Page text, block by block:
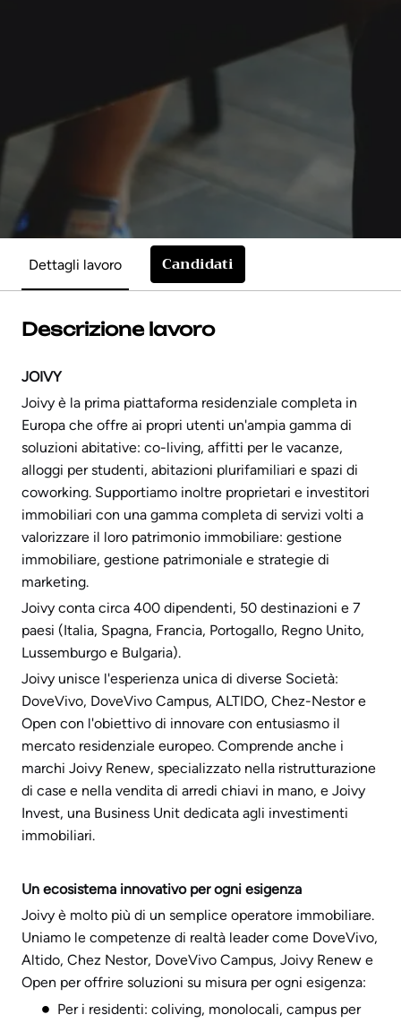
Dettagli lavoro Candidati
Descrizione lavoro
JOIVY
Joivy è la prima piattaforma residenziale completa in
Europa che offre ai propri utenti un'ampia gamma di
soluzioni abitative: co-living, affitti per le vacanze,
alloggi per studenti, abitazioni plurifamiliari e spazi di
coworking. Supportiamo inoltre proprietari e investitori
immobiliari con una gamma completa di servizi volti a
valorizzare il loro patrimonio immobiliare: gestione
immobiliare, gestione patrimoniale e strategie di
marketing.
Joivy conta circa 400 dipendenti, 50 destinazioni e 7
paesi (Italia, Spagna, Francia, Portogallo, Regno Unito,
Lussemburgo e Bulgaria).
Joivy unisce l'esperienza unica di diverse Società:
DoveVivo, DoveVivo Campus, ALTIDO, Chez-Nestor e
Open con l'obiettivo di innovare con entusiasmo il
mercato residenziale europeo. Comprende anche i
marchi Joivy Renew, specializzato nella ristrutturazione
di case e nella vendita di arredi chiavi in mano, e Joivy
Invest, una Business Unit dedicata agli investimenti
immobiliari.
Un ecosistema innovativo per ogni esigenza
Joivy è molto più di un semplice operatore immobiliare.
Uniamo le competenze di realtà leader come DoveVivo,
Altido, Chez Nestor, DoveVivo Campus, Joivy Renew e
Open per offrire soluzioni su misura per ogni esigenza:
Per i residenti: coliving, monolocali, campus per